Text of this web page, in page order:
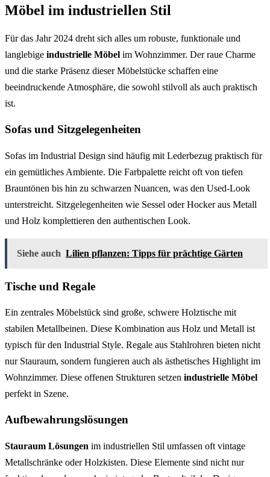
Möbel im industriellen Stil
Für das Jahr 2024 dreht sich alles um robuste, funktionale und
langlebige industrielle Möbel im Wohnzimmer. Der raue Charme
und die starke Präsenz dieser Möbelstücke schaffen eine
beeindruckende Atmosphäre, die sowohl stilvoll als auch praktisch
ist.
Sofas und Sitzgelegenheiten
Sofas im Industrial Design sind häufig mit Lederbezug praktisch für
ein gemütliches Ambiente. Die Farbpalette reicht oft von tiefen
Brauntönen bis hin zu schwarzen Nuancen, was den Used-Look
unterstreicht. Sitzgelegenheiten wie Sessel oder Hocker aus Metall
und Holz komplettieren den authentischen Look.
Siehe auch Lilien pflanzen: Tipps für prächtige Gärten
Tische und Regale
Ein zentrales Möbelstück sind große, schwere Holztische mit
stabilen Metallbeinen. Diese Kombination aus Holz und Metall ist
typisch für den Industrial Style. Regale aus Stahlrohren bieten nicht
nur Stauraum, sondern fungieren auch als ästhetisches Highlight im
Wohnzimmer. Diese offenen Strukturen setzen industrielle Möbel
perfekt in Szene.
Aufbewahrungslösungen
Stauraum Lösungen im industriellen Stil umfassen oft vintage
Metallschränke oder Holzkisten. Diese Elemente sind nicht nur